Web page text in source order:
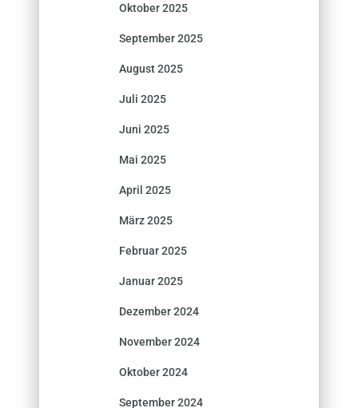
Oktober 2025
September 2025
August 2025
Juli 2025
Juni 2025
Mai 2025
April 2025
März 2025
Februar 2025
Januar 2025
Dezember 2024
November 2024
Oktober 2024
September 2024